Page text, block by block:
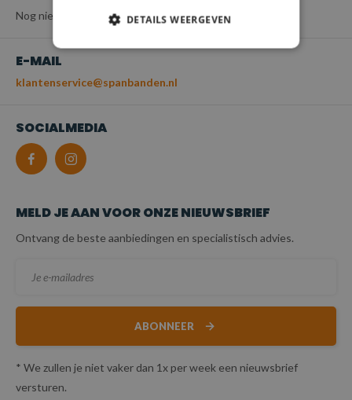
Nog niet beschikbaar
E-MAIL
klantenservice@spanbanden.nl
SOCIALMEDIA
MELD JE AAN VOOR ONZE NIEUWSBRIEF
Ontvang de beste aanbiedingen en specialistisch advies.
ABONNEER
* We zullen je niet vaker dan 1x per week een nieuwsbrief
versturen.
DETAILS WEERGEVEN